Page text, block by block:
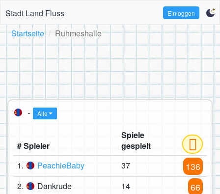
Stadt Land Fluss Einloggen
Startseite Ruhmeshalle
- Alle
# Spieler
Spiele
gespielt
1.
PeachieBaby 37 136
2. Dankrude 14 66